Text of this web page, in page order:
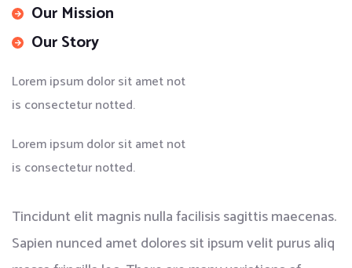
Our Mission
Our Story
Lorem ipsum dolor sit amet not
is consectetur notted.
Lorem ipsum dolor sit amet not
is consectetur notted.
Tincidunt elit magnis nulla facilisis sagittis maecenas.
Sapien nunced amet dolores sit ipsum velit purus aliq